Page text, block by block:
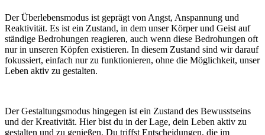
Der Überlebensmodus ist geprägt von Angst, Anspannung und
Reaktivität. Es ist ein Zustand, in dem unser Körper und Geist auf
ständige Bedrohungen reagieren, auch wenn diese Bedrohungen oft
nur in unseren Köpfen existieren. In diesem Zustand sind wir darauf
fokussiert, einfach nur zu funktionieren, ohne die Möglichkeit, unser
Leben aktiv zu gestalten.
Der Gestaltungsmodus hingegen ist ein Zustand des Bewusstseins
und der Kreativität. Hier bist du in der Lage, dein Leben aktiv zu
gestalten und zu genießen. Du triffst Entscheidungen, die im